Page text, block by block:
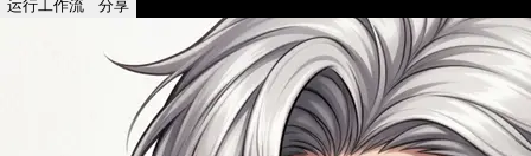
运行工作流 分享